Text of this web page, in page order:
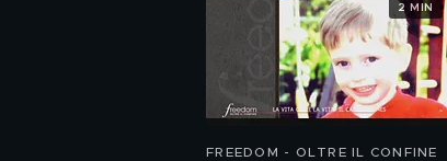
FREEDOM - OLTRE IL CONFINE
2 MIN